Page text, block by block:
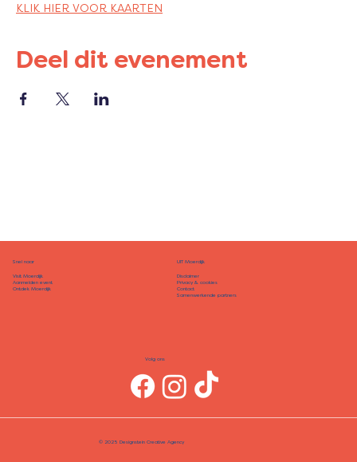
KLIK HIER VOOR KAARTEN
Deel dit evenement
Snel naar
Visit Moerdijk
Aanmelden event
Ontdek Moerdijk
UIT Moerdijk
Disclaimer
Privacy & cookies
Contact
Samenwerkende partners
Volg ons
© 2025 Designstein Creative Agency